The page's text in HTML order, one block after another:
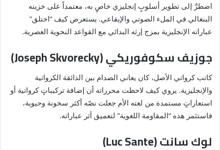
اضطرَّ إلى تطوير أسلوبٍ إنجليزي خاصٍ به، معتمداً على خزينه
البنغالي في الملء الصوتي والإيقاعي. يستعرض كيف “اختلق”
عباراته الإنجليزية بمزج إرثه البدائي مع القواعد النحوية العصرية.
جوزيف سكوفوريكي (Joseph Skvorecky)
كاتب كرواتي الأصل، كان يعاني الصدام بين الذائقة الكرواتية
والإنجليزية. يروي كيف لاحظت محرراته أن إضافة تركيباتٍ كرواتية أو
استعاراتٍ مستمدة من لغته الأم جعلت نصّه أكثر سخونة وحيوية،
فاستثمر هذه “المقاومة اللغوية” لتعميق أثر عباراته.
لوك سانت (Luc Sante)